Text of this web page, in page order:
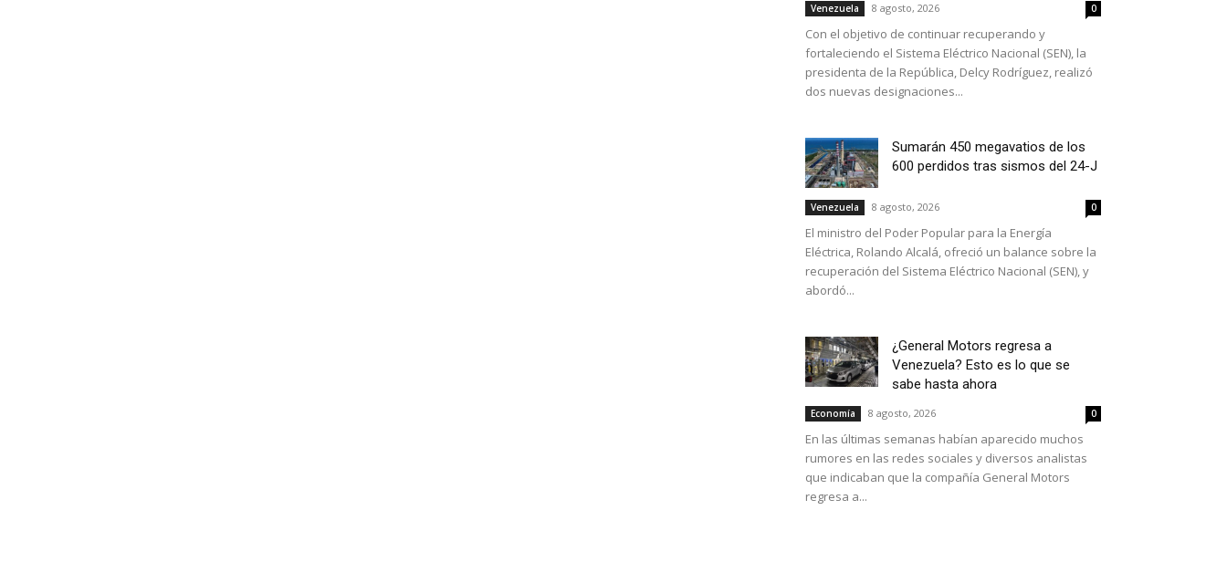
Venezuela 8 agosto, 2026 0
Con el objetivo de continuar recuperando y
fortaleciendo el Sistema Eléctrico Nacional (SEN), la
presidenta de la República, Delcy Rodríguez, realizó
dos nuevas designaciones...
Sumarán 450 megavatios de los
600 perdidos tras sismos del 24-J
Venezuela 8 agosto, 2026 0
El ministro del Poder Popular para la Energía
Eléctrica, Rolando Alcalá, ofreció un balance sobre la
recuperación del Sistema Eléctrico Nacional (SEN), y
abordó...
¿General Motors regresa a
Venezuela? Esto es lo que se
sabe hasta ahora
Economía 8 agosto, 2026 0
En las últimas semanas habían aparecido muchos
rumores en las redes sociales y diversos analistas
que indicaban que la compañía General Motors
regresa a...